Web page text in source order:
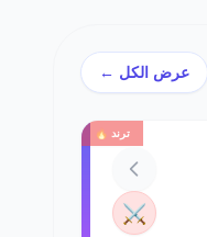
عرض الكل ←
ترند 🔥
⚔️